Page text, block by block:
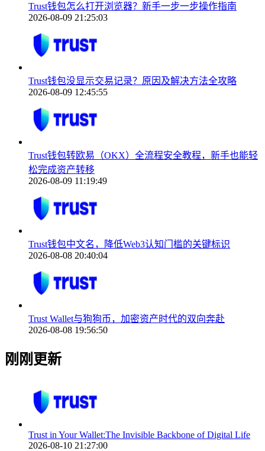
Trust钱包怎么打开浏览器？新手一步一步操作指南
2026-08-09 21:25:03
Trust钱包没显示交易记录？原因及解决方法全攻略
2026-08-09 12:45:55
Trust钱包转欧易（OKX）全流程安全教程，新手也能轻
松完成资产转移
2026-08-09 11:19:49
Trust钱包中文名，降低Web3认知门槛的关键标识
2026-08-08 20:40:04
Trust Wallet与狗狗币，加密资产时代的双向奔赴
2026-08-08 19:56:50
刚刚更新
Trust in Your Wallet:The Invisible Backbone of Digital Life
2026-08-10 21:27:00